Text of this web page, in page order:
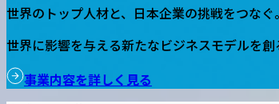
世界のトップ人材と、日本企業の挑戦をつな
世界に影響を与える新たなビジネスモデルを創
事業内容を詳しく見る